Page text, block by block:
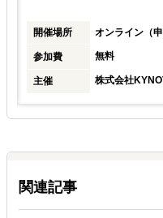
開催場所 オンライン（
参加費 無料
主催 株式会社
関連記事